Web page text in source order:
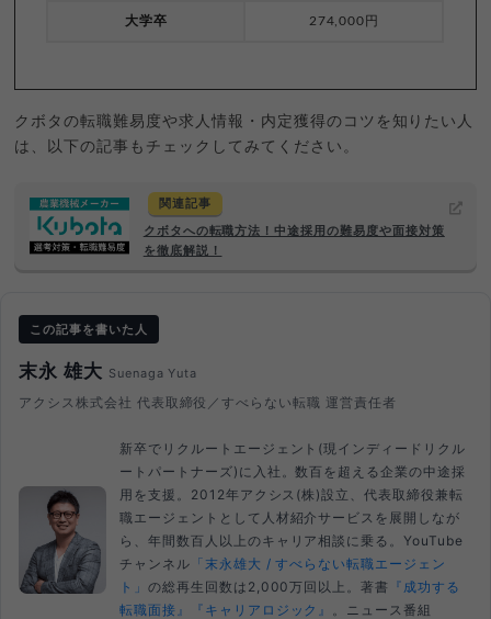
大学卒 274,000円
クボタの転職難易度や求人情報・内定獲得のコツを知りたい人
は、以下の記事もチェックしてみてください。
関連記事
クボタへの転職方法！中途採用の難易度や面接対策
を徹底解説！
この記事を書いた人
末永 雄大 Suenaga Yuta
アクシス株式会社 代表取締役／すべらない転職 運営責任者
新卒でリクルートエージェント(現インディードリクル
ートパートナーズ)に入社。数百を超える企業の中途採
用を支援。2012年アクシス(株)設立、代表取締役兼転
職エージェントとして人材紹介サービスを展開しなが
ら、年間数百人以上のキャリア相談に乗る。YouTube
チャンネル 「末永雄大 / すべらない転職エージェン
ト」 の総再生回数は2,000万回以上。著書 『成功する
転職面接』
『キャリアロジック』
。ニュース番組